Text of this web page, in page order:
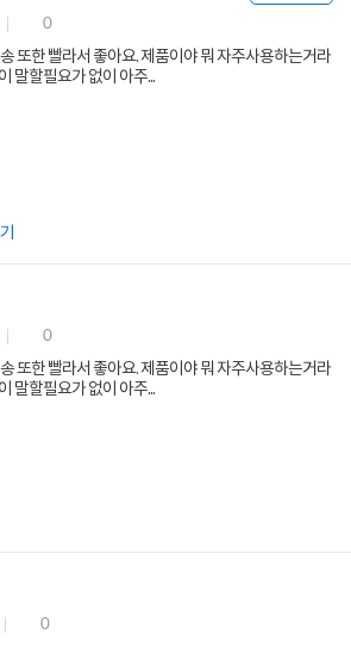
0
또한 빨라서 좋아요. 제품이야 뭐 자주사용하는거라
말할필요가 없이 아주...
0
또한 빨라서 좋아요. 제품이야 뭐 자주사용하는거라
말할필요가 없이 아주...
0